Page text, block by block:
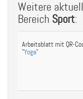
Weitere
Bereich Sport:
Arbeitsblatt mit QR-
"Yoga"